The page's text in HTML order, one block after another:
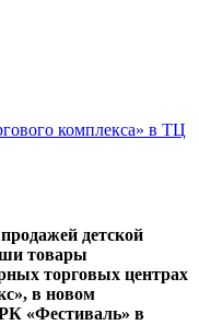
комплекса» в ТЦ
детской
товары
торговых центрах
в новом
«Фестиваль» в